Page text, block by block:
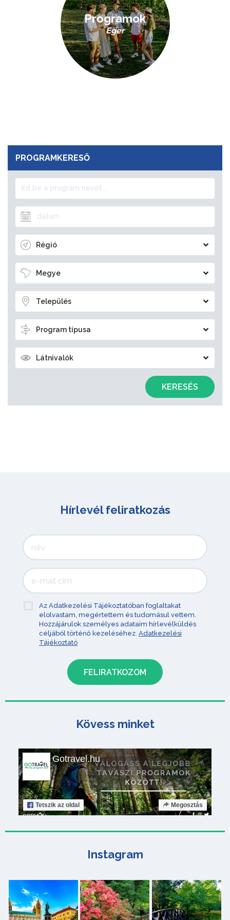
Programok
Eger
PROGRAMKERESŐ
Régió
Megye
Település
Program típusa
Látnivalók
KERESÉS
Hírlevél feliratkozás
Az Adatkezelési Tájékoztatóban foglaltakat
elolvastam, megértettem és tudomásul vettem.
Hozzájárulok személyes adataim hírlevélküldés
céljából történő kezeléséhez. Adatkezelési
Tájékoztató
Kövess minket
Gotravel.hu
Tetszik az oldal Megosztás
Instagram